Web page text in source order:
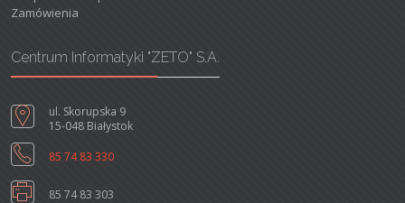
Zamówienia
Centrum Informatyki "ZETO" S.A.
ul. Skorupska 9
15-048 Białystok
85 74 83 330
85 74 83 303